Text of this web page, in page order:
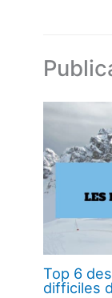
Top 6
difficiles